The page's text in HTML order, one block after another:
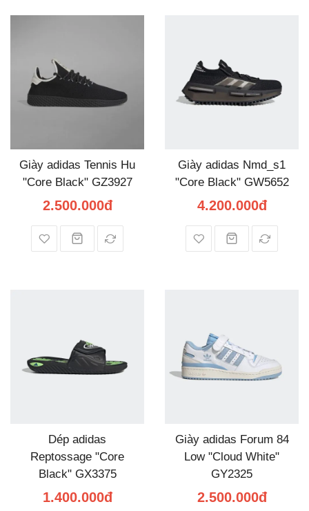
Giày adidas Tennis Hu
"Core Black" GZ3927
2.500.000đ
Giày adidas Nmd_s1
"Core Black" GW5652
4.200.000đ
Dép adidas
Reptossage "Core
Black" GX3375
1.400.000đ
Giày adidas Forum 84
Low "Cloud White"
GY2325
2.500.000đ